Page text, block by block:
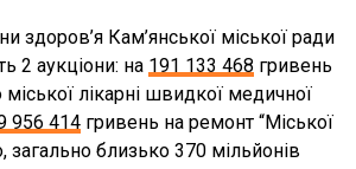
здоров’я Кам’янської міської ради
2 аукціони: на 191 133 468 гривень
лікарні швидкої медичної
956 414 гривень на ремонт “Міської
загально близько 370 мільйонів